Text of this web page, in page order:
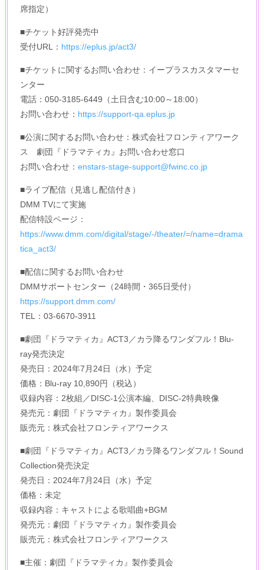
席指定）
■チケット好評発売中
受付URL： https://eplus.jp/act3/
■チケットに関するお問い合わせ：イープラスカスタマーセ
ンター
電話：050-3185-6449（土日含む10:00～18:00）
お問い合わせ： https://support-qa.eplus.jp
■公演に関するお問い合わせ：株式会社フロンティアワーク
ス 劇団『ドラマティカ』お問い合わせ窓口
お問い合わせ： enstars-stage-support@fwinc.co.jp
■ライブ配信（見逃し配信付き）
DMM TVにて実施
配信特設ページ：
https://www.dmm.com/digital/stage/-/theater/=/name=drama
tica_act3/
■配信に関するお問い合わせ
DMMサポートセンター（24時間・365日受付）
https://support.dmm.com/
TEL：03-6670-3911
■劇団『ドラマティカ』ACT3／カラ降るワンダフル！Blu-
ray発売決定
発売日：2024年7月24日（水）予定
価格：Blu-ray 10,890円（税込）
収録内容：2枚組／DISC-1公演本編、DISC-2特典映像
発売元：劇団『ドラマティカ』製作委員会
販売元：株式会社フロンティアワークス
■劇団『ドラマティカ』ACT3／カラ降るワンダフル！Sound
Collection発売決定
発売日：2024年7月24日（水）予定
価格：未定
収録内容：キャストによる歌唱曲+BGM
発売元：劇団『ドラマティカ』製作委員会
販売元：株式会社フロンティアワークス
■主催：劇団『ドラマティカ』製作委員会